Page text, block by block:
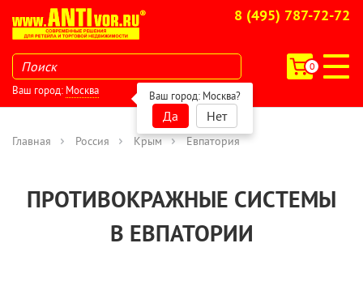
8 (495) 787-72-72
0
Ваш город: Москва Ваш город: Москва?
Да Нет
Главная Россия Крым Евпатория
ПРОТИВОКРАЖНЫЕ СИСТЕМЫ
В ЕВПАТОРИИ